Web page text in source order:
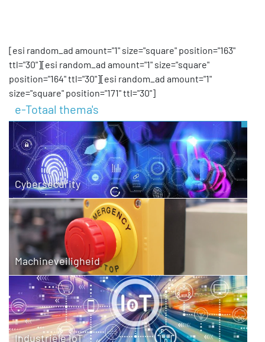
[esi random_ad amount="1" size="square" position="163"
ttl="30"][esi random_ad amount="1" size="square"
position="164" ttl="30"][esi random_ad amount="1"
size="square" position="171" ttl="30"]
e-Totaal thema's
Cybersecurity
Machineveiligheid
Industriële IoT